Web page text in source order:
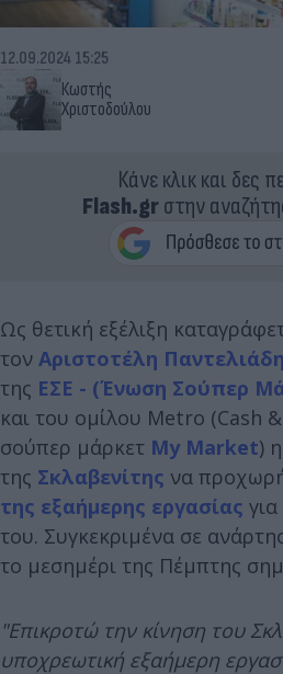
Κωστής
Χριστοδούλου
12.09.2024 15:25
Κάνε κλικ και δες
Flash.grστην
Ως θετική εξέλιξη
τον Αριστοτέλη Παντελιάδη
της ΕΣΕ - (Ένωση Σούπερ
και του ομίλου Metro (Cash
σούπερ μάρκετ My Market)
της Σκλαβενίτης να
της εξαήμερης εργασίας
του. Συγκεκριμένα σε
το μεσημέρι της Πέμπτης
"Επικροτώ την κίνηση του
υποχρεωτική εξαήμερη